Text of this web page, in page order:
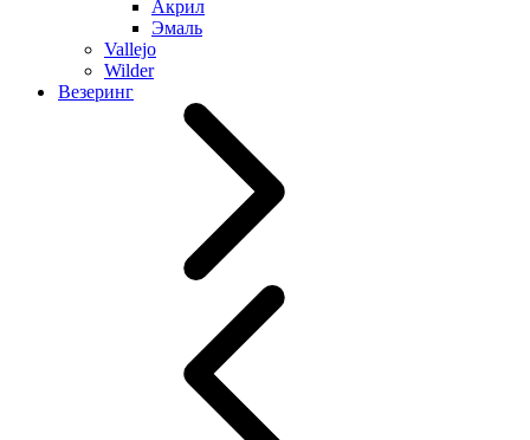
Акрил
Эмаль
Vallejo
Wilder
Везеринг